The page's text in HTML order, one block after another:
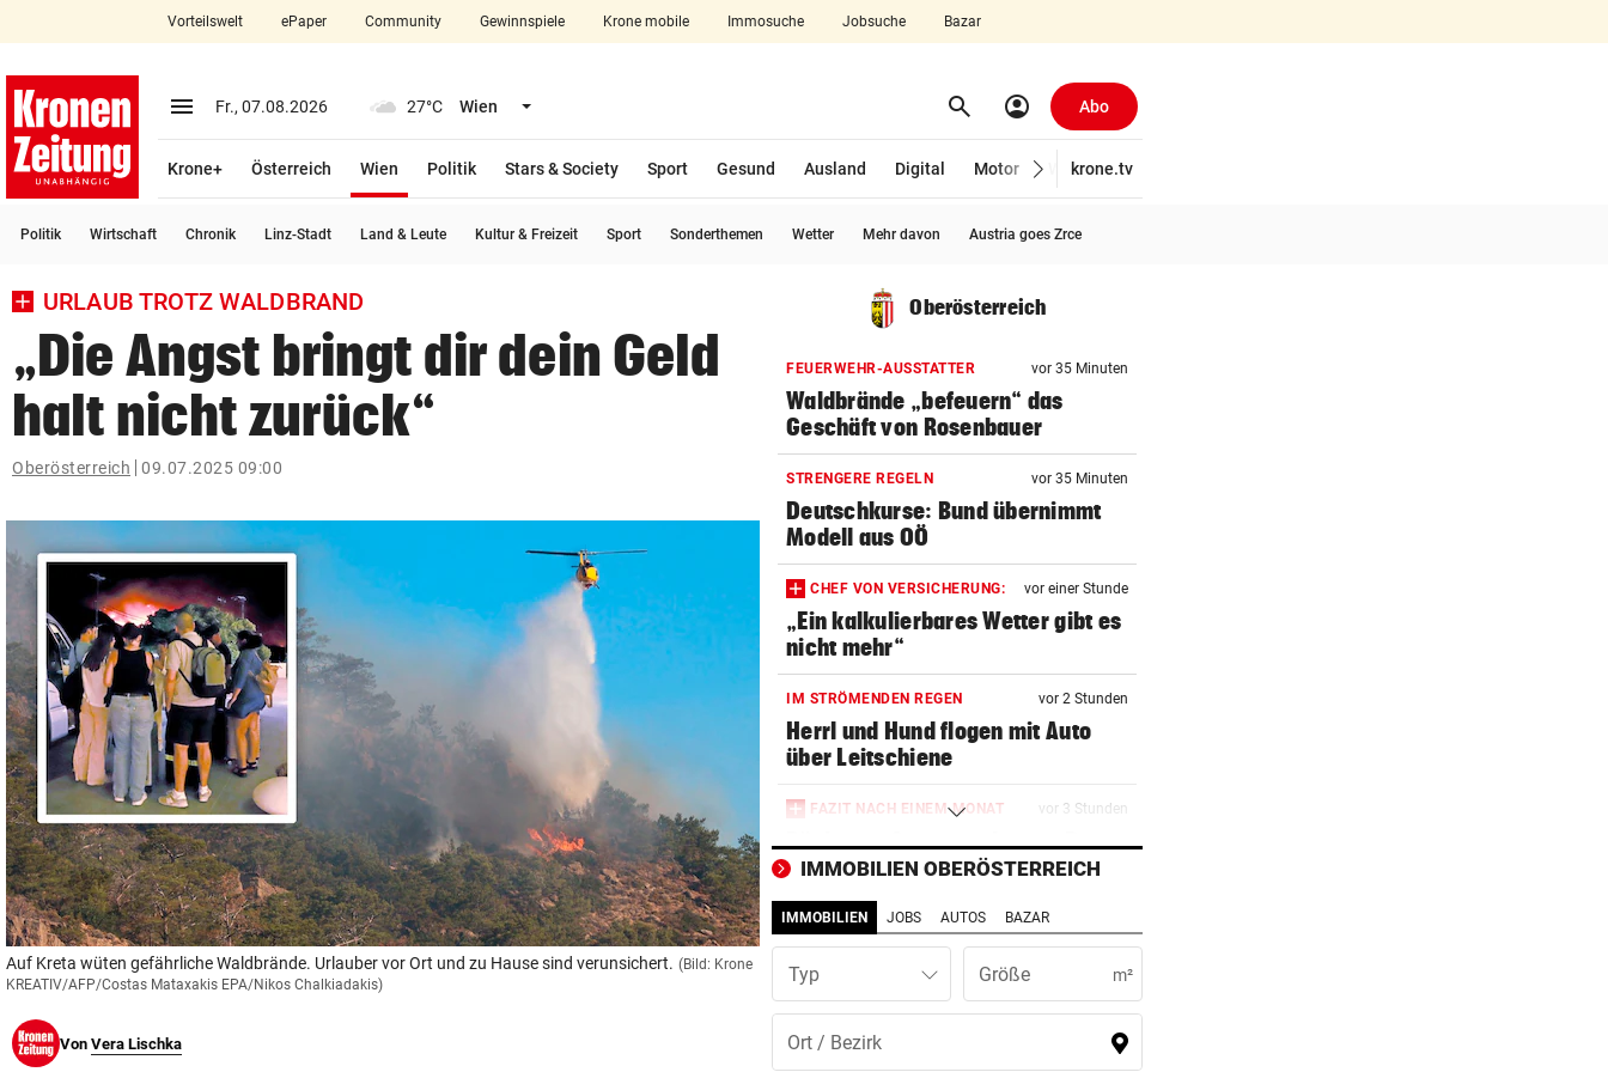
closeSchließen
account_circle Anmelden
arrow_right
bookmark
search
Suchbegriff
eingeben
© Krone Multimedia GmbH & Co KG 2026
Muthgasse 2, 1190 Wien
Vorteilswelt ePaper Community Gewinnspiele Krone mobile Immosuche Jobsuche Bazar
menu Menü aufklappen
Fr., 07.08.2026 27°C Wien Menü aufklappen search Suchen
account_circle Abo
Krone+ Österreich Wien
Politik
Stars & Society Sport Gesund Ausland Digital Motor Wirtschaft
krone.tv
Politik Wirtschaft Chronik Linz-Stadt Land & Leute Kultur & Freizeit Sport Sonderthemen Wetter Mehr davon Austria goes Zrce
URLAUB TROTZ WALDBRAND
„Die Angst bringt dir dein Geld
halt nicht zurück“
Oberösterreich 09.07.2025 09:00
Auf Kreta wüten gefährliche Waldbrände. Urlauber vor Ort und zu Hause sind verunsichert. (Bild: Krone
KREATIV/AFP/Costas Mataxakis EPA/Nikos Chalkiadakis)
Von Vera Lischka
Oberösterreich
FEUERWEHR-AUSSTATTER vor 35 Minuten
Waldbrände „befeuern“ das
Geschäft von Rosenbauer
STRENGERE REGELN vor 35 Minuten
Deutschkurse: Bund übernimmt
Modell aus OÖ
CHEF VON VERSICHERUNG: vor einer Stunde
„Ein kalkulierbares Wetter gibt es
nicht mehr“
IM STRÖMENDEN REGEN vor 2 Stunden
Herrl und Hund flogen mit Auto
über Leitschiene
FAZIT NACH EINEM MONAT vor 3 Stunden
Bäcker zu Steuersenkung: „Den
Kunden ist das egal“
MYSTERIÖSE „GRAFFITIS“ vor 4 Stunden
Zugezogener Linksextremer als
Schmierfink entlarvt
vor 5 Stunden
Vermisstes Kätzchen-Quartett ist
IMMOBILIEN OBERÖSTERREICH
IMMOBILIEN JOBS AUTOS BAZAR
Typ m²